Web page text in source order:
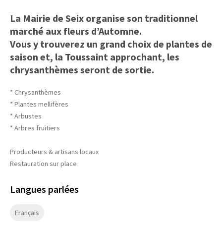
La Mairie de Seix organise son traditionnel
marché aux fleurs d’Automne.
Vous y trouverez un grand choix de plantes de
saison et, la Toussaint approchant, les
chrysanthèmes seront de sortie.
* Chrysanthèmes
* Plantes mellifères
* Arbustes
* Arbres fruitiers
Producteurs & artisans locaux
Restauration sur place
Langues parlées
Français